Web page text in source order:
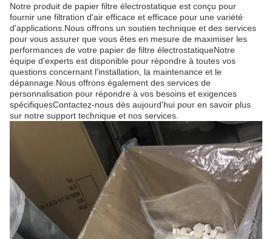
Notre produit de papier filtre électrostatique est conçu pour
fournir une filtration d'air efficace et efficace pour une variété
d'applications.Nous offrons un soutien technique et des services
pour vous assurer que vous êtes en mesure de maximiser les
performances de votre papier de filtre électrostatiqueNotre
équipe d'experts est disponible pour répondre à toutes vos
questions concernant l'installation, la maintenance et le
dépannage.Nous offrons également des services de
personnalisation pour répondre à vos besoins et exigences
spécifiquesContactez-nous dès aujourd'hui pour en savoir plus
sur notre support technique et nos services.